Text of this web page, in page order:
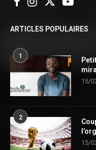
ARTICLES POPULAIRES
1
15/
2
15/